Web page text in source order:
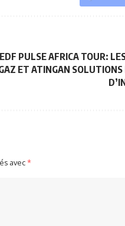
EDF PULSE AFRICA TOUR:
ET ATINGAN
avec*